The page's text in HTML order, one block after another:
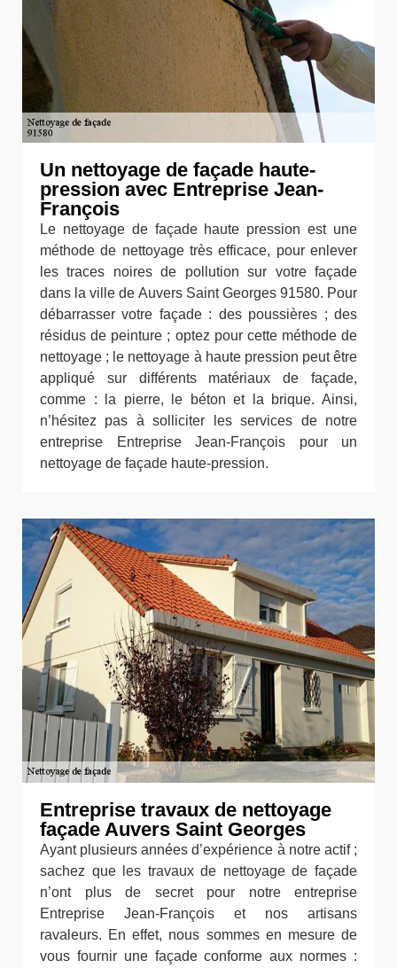
Un nettoyage de façade haute-
pression avec Entreprise Jean-
François
Le nettoyage de façade haute pression est une
méthode de nettoyage très efficace, pour enlever
les traces noires de pollution sur votre façade
dans la ville de Auvers Saint Georges 91580. Pour
débarrasser votre façade : des poussières ; des
résidus de peinture ; optez pour cette méthode de
nettoyage ; le nettoyage à haute pression peut être
appliqué sur différents matériaux de façade,
comme : la pierre, le béton et la brique. Ainsi,
n’hésitez pas à solliciter les services de notre
entreprise Entreprise Jean-François pour un
nettoyage de façade haute-pression.
Entreprise travaux de nettoyage
façade Auvers Saint Georges
Ayant plusieurs années d’expérience à notre actif ;
sachez que les travaux de nettoyage de façade
n’ont plus de secret pour notre entreprise
Entreprise Jean-François et nos artisans
ravaleurs. En effet, nous sommes en mesure de
vous fournir une façade conforme aux normes :